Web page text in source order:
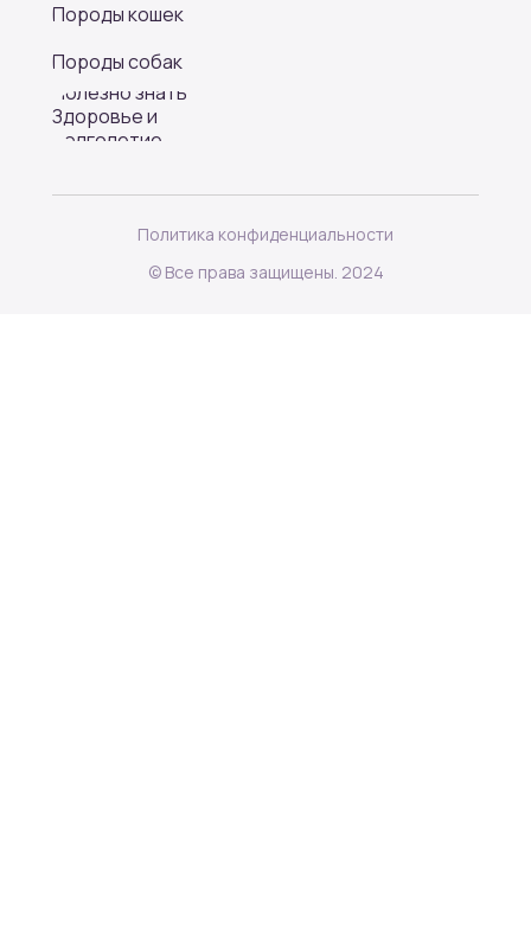
Породы кошек
Породы собак
Полезно знать
Здоровье и
долголетие
© Все права защищены. 2024
Политика конфиденциальности